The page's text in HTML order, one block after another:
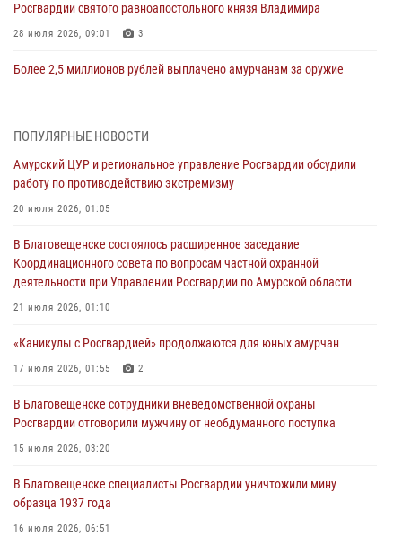
Росгвардии святого равноапостольного князя Владимира
28 июля 2026, 09:01 3
Более 2,5 миллионов рублей выплачено амурчанам за оружие
Росгвардии Амурской области в период с 20 по 26 июля 2026 года
27 июля 2026, 06:28
охраны
23 июля 2026, 07:49
Амурчане смогут узнать об условиях поступления на службу в
23 июля 2026, 00:00
Координационного совета по вопросам частной охранной
деятельности при Управлении Росгвардии по Амурской области
21 июля 2026, 01:10
ПОПУЛЯРНЫЕ НОВОСТИ
Амурский ЦУР и региональное управление Росгвардии обсудили
работу по противодействию экстремизму
20 июля 2026, 01:05
В Благовещенске состоялось расширенное заседание
Координационного совета по вопросам частной охранной
деятельности при Управлении Росгвардии по Амурской области
21 июля 2026, 01:10
«Каникулы с Росгвардией» продолжаются для юных амурчан
17 июля 2026, 01:55 2
В Благовещенске сотрудники вневедомственной охраны
Росгвардии отговорили мужчину от необдуманного поступка
15 июля 2026, 03:20
В Благовещенске специалисты Росгвардии уничтожили мину
образца 1937 года
16 июля 2026, 06:51